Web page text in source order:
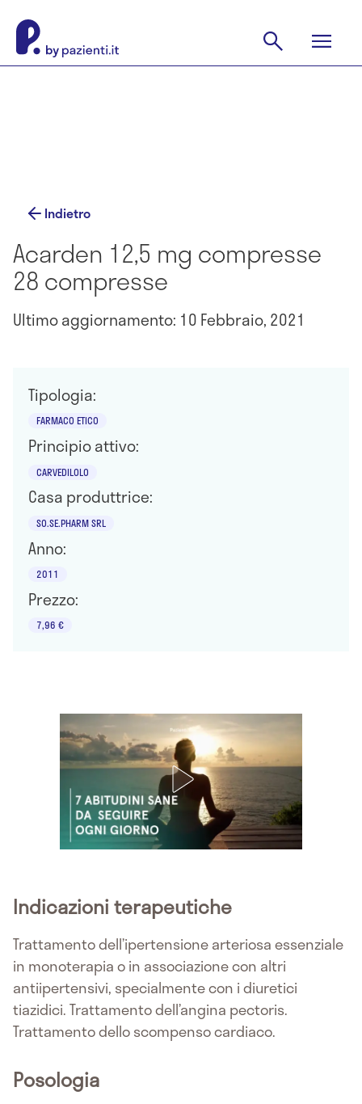
Indietro
Acarden 12,5 mg compresse
28 compresse
Ultimo aggiornamento: 10 Febbraio, 2021
Tipologia:
FARMACO ETICO
Principio attivo:
CARVEDILOLO
Casa produttrice:
SO.SE.PHARM SRL
Anno:
2011
Prezzo:
7,96 €
Indicazioni terapeutiche
Trattamento dell’ipertensione arteriosa essenziale
in monoterapia o in associazione con altri
antiipertensivi, specialmente con i diuretici
tiazidici. Trattamento dell’angina pectoris.
Trattamento dello scompenso cardiaco.
Posologia